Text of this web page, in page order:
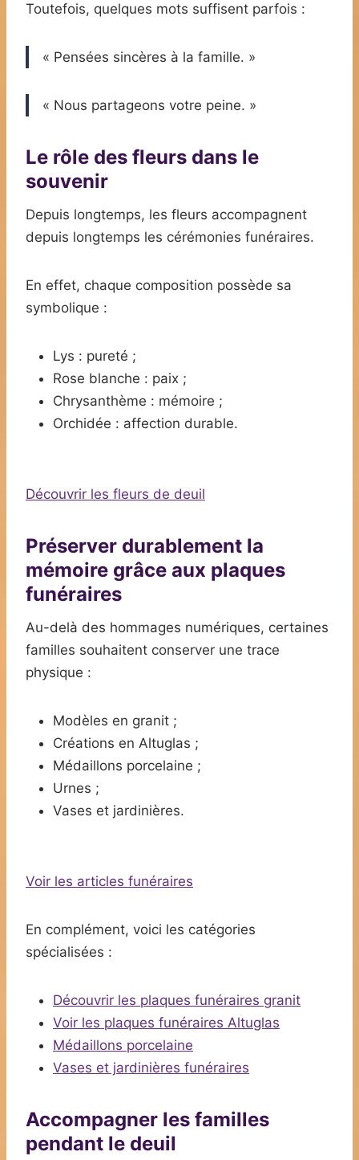
Toutefois, quelques mots suffisent parfois :
« Pensées sincères à la famille. »
« Nous partageons votre peine. »
Le rôle des fleurs dans le
souvenir
Depuis longtemps, les fleurs accompagnent
depuis longtemps les cérémonies funéraires.
En effet, chaque composition possède sa
symbolique :
Lys : pureté ;
Rose blanche : paix ;
Chrysanthème : mémoire ;
Orchidée : affection durable.
Découvrir les fleurs de deuil
Préserver durablement la
mémoire grâce aux plaques
funéraires
Au-delà des hommages numériques, certaines
familles souhaitent conserver une trace
physique :
Modèles en granit ;
Créations en Altuglas ;
Médaillons porcelaine ;
Urnes ;
Vases et jardinières.
Voir les articles funéraires
En complément, voici les catégories
spécialisées :
Découvrir les plaques funéraires granit
Voir les plaques funéraires Altuglas
Médaillons porcelaine
Vases et jardinières funéraires
Accompagner les familles
pendant le deuil